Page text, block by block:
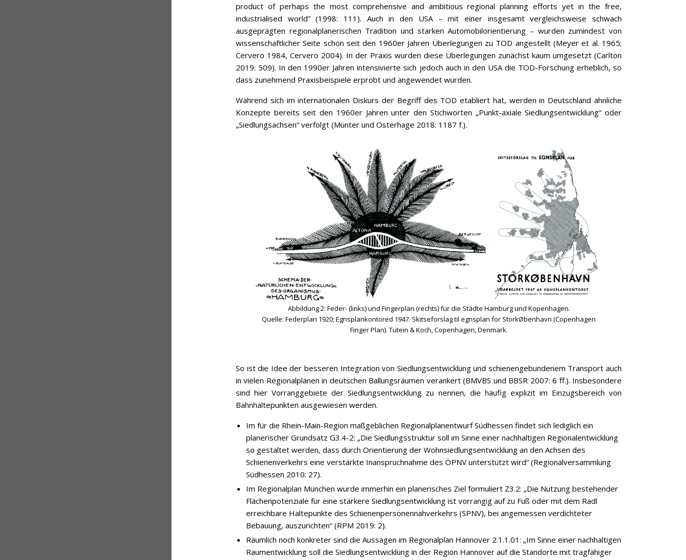
product of perhaps the most comprehensive and ambitious regional planning efforts yet in the free,
industrialised world” (1998: 111). Auch in den USA – mit einer insgesamt vergleichsweise schwach
ausgeprägten regionalplanerischen Tradition und starken Automobilorientierung – wurden zumindest von
wissenschaftlicher Seite schon seit den 1960er Jahren Überlegungen zu TOD angestellt (Meyer et al. 1965;
Cervero 1984, Cervero 2004). In der Praxis wurden diese Überlegungen zunächst kaum umgesetzt (Carlton
2019: 509). In den 1990er Jahren intensivierte sich jedoch auch in den USA die TOD-Forschung erheblich, so
dass zunehmend Praxisbeispiele erprobt und angewendet wurden.
Während sich im internationalen Diskurs der Begriff des TOD etabliert hat, werden in Deutschland ähnliche
Konzepte bereits seit den 1960er Jahren unter den Stichworten „Punkt-axiale Siedlungsentwicklung“ oder
„Siedlungsachsen“ verfolgt (Münter und Osterhage 2018: 1187 f.).
Abbildung 2: Feder- (links) und Fingerplan (rechts) für die Städte Hamburg und Kopenhagen.
Quelle: Federplan 1920; Egnsplankontored 1947. Skitseforslag til egnsplan for StorkØbenhavn (Copenhagen
Finger Plan). Tutein & Koch, Copenhagen, Denmark.
So ist die Idee der besseren Integration von Siedlungsentwicklung und schienengebundenem Transport auch
in vielen Regionalplänen in deutschen Ballungsräumen verankert (BMVBS und BBSR 2007: 6 ff.). Insbesondere
sind hier Vorranggebiete der Siedlungsentwicklung zu nennen, die häufig explizit im Einzugsbereich von
Bahnhaltepunkten ausgewiesen werden.
Im für die Rhein-Main-Region maßgeblichen Regionalplanentwurf Südhessen findet sich lediglich ein
planerischer Grundsatz G3.4-2: „Die Siedlungsstruktur soll im Sinne einer nachhaltigen Regionalentwicklung
so gestaltet werden, dass durch Orientierung der Wohnsiedlungsentwicklung an den Achsen des
Schienenverkehrs eine verstärkte Inanspruchnahme des ÖPNV unterstützt wird“ (Regionalversammlung
Südhessen 2010: 27).
Im Regionalplan München wurde immerhin ein planerisches Ziel formuliert Z3.2: „Die Nutzung bestehender
Flächenpotenziale für eine stärkere Siedlungsentwicklung ist vorrangig auf zu Fuß oder mit dem Radl
erreichbare Haltepunkte des Schienenpersonennahverkehrs (SPNV), bei angemessen verdichteter
Bebauung, auszurichten“ (RPM 2019: 2).
Räumlich noch konkreter sind die Aussagen im Regionalplan Hannover 2.1.1.01: „Im Sinne einer nachhaltigen
Raumentwicklung soll die Siedlungsentwicklung in der Region Hannover auf die Standorte mit tragfähiger